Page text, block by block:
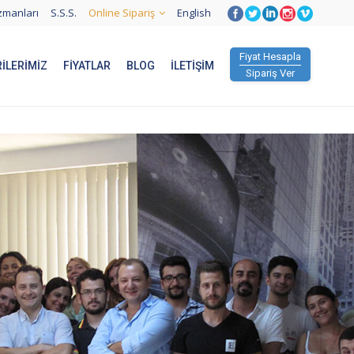
S.S.S. Online Sipariş English
Fiyat Hesapla
Sipariş Ver
FIYATLAR BLOG İLETIŞIM